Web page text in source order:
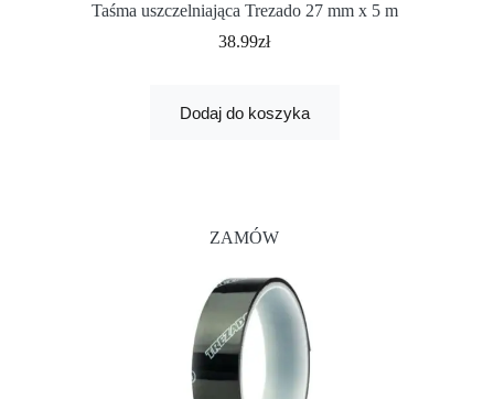
Taśma uszczelniająca Trezado 27 mm x 5 m
38.99zł
Dodaj do koszyka
ZAMÓW